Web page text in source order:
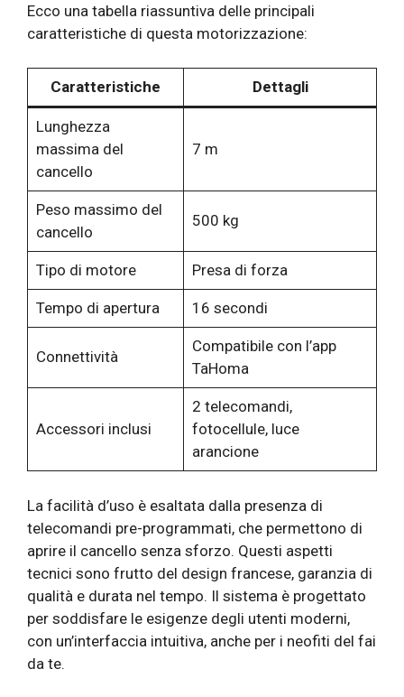
Ecco una tabella riassuntiva delle principali
caratteristiche di questa motorizzazione:
Caratteristiche Dettagli
Lunghezza
massima del
cancello
7 m
Peso massimo del
cancello
500 kg
Tipo di motore Presa di forza
Tempo di apertura 16 secondi
Connettività
Compatibile con l’app
TaHoma
Accessori inclusi
2 telecomandi,
fotocellule, luce
arancione
La facilità d’uso è esaltata dalla presenza di
telecomandi pre-programmati, che permettono di
aprire il cancello senza sforzo. Questi aspetti
tecnici sono frutto del design francese, garanzia di
qualità e durata nel tempo. Il sistema è progettato
per soddisfare le esigenze degli utenti moderni,
con un’interfaccia intuitiva, anche per i neofiti del fai
da te.